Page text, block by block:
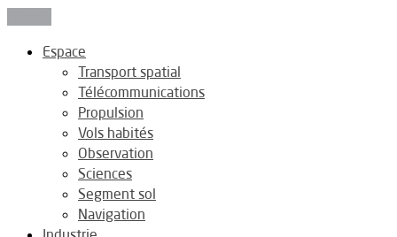
Espace
Transport spatial
Télécommunications
Propulsion
Vols habités
Observation
Sciences
Segment sol
Navigation